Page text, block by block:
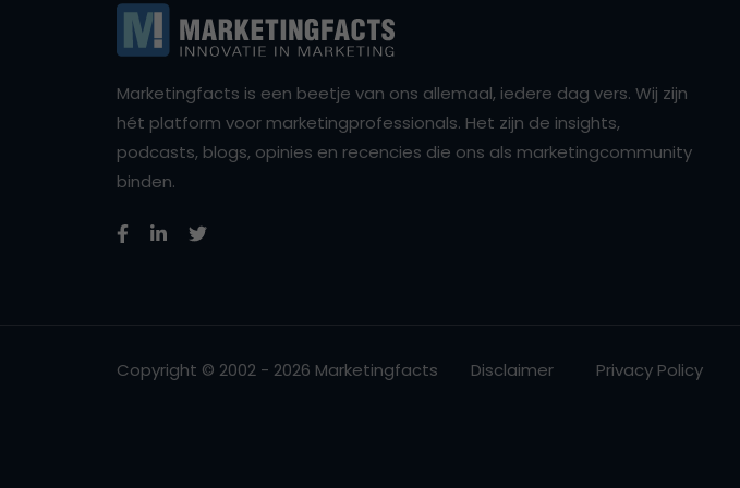
Marketingfacts is een beetje van ons allemaal, iedere dag vers. Wij zijn
hét platform voor marketingprofessionals. Het zijn de insights,
podcasts, blogs, opinies en recencies die ons als marketingcommunity
binden.
Copyright © 2002 - 2026 Marketingfacts Disclaimer Privacy Policy